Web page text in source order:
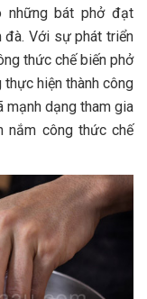
những bát phở đạt
đà. Với sự phát triển
thức chế biến phở
hiện thành công
mạnh dạng tham gia
nắm công thức chế